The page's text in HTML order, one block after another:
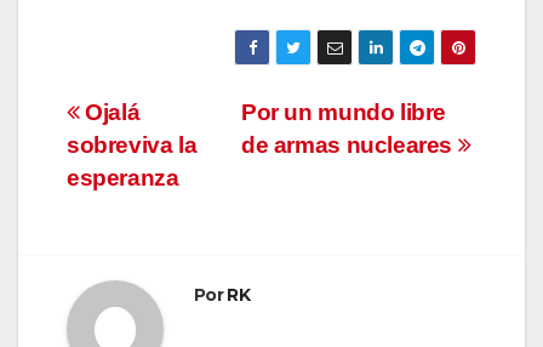
Navegación
de
entradas
Por un mundo libre
de armas nucleares
Ojalá
sobreviva la
esperanza
PorRK